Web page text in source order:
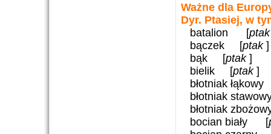
Ważne dla
Dyr. Ptasiej, w
batalion [
bączek [ptak ]
bąk [ptak ]
bielik [ptak ]
błotniak
błotniak
błotniak
bocian biały [